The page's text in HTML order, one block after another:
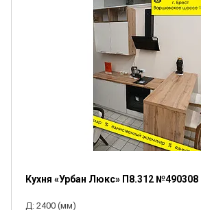
Кухня «Урбан Люкс» П8.312 №490308
Д: 2400 (мм)